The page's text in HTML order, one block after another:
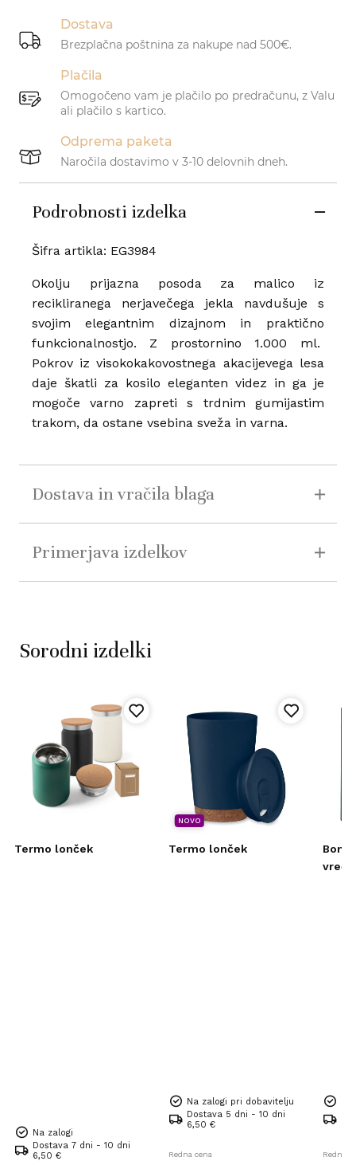
Dostava
Brezplačna poštnina za nakupe nad 500€.
Plačila
Omogočeno vam je plačilo po predračunu, z Valu
ali plačilo s kartico.
Odprema paketa
Naročila dostavimo v 3-10 delovnih dneh.
Podrobnosti izdelka
Šifra artikla: EG3984
Okolju prijazna posoda za malico iz
recikliranega nerjavečega jekla navdušuje s
svojim elegantnim dizajnom in praktično
funkcionalnostjo. Z prostornino 1.000 ml.
Pokrov iz visokokakovostnega akacijevega lesa
daje škatli za kosilo eleganten videz in ga je
mogoče varno zapreti s trdnim gumijastim
trakom, da ostane vsebina sveža in varna.
Dostava in vračila blaga
Primerjava izdelkov
Sorodni izdelki
Termo lonček
Na zalogi
Dostava 7 dni - 10 dni
6,50 €
NOVO
Termo lonček
Na zalogi pri dobavitelju
Dostava 5 dni - 10 dni
6,50 €
Redna cena Redna